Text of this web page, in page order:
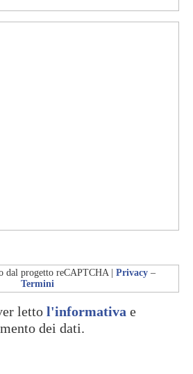
dal progetto reCAPTCHA | Privacy –
Termini
letto l'informativa e
dei dati.